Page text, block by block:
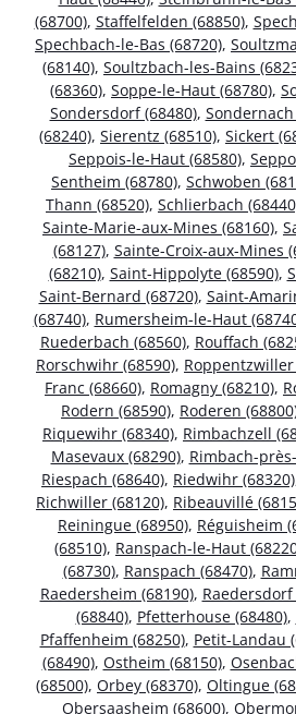
(68700), Staffelfelden (68850),
Spechbach-le-Bas (68720),
(68140), Soultzbach-les-Bains
(68360), Soppe-le-Haut (68780),
Sondersdorf (68480), Sondernach
(68240), Sierentz (68510), Sickert
Seppois-le-Haut (68580),
Sentheim (68780), Schwoben
Thann (68520), Schlierbach
Sainte-Marie-aux-Mines (68160),
(68127), Sainte-Croix-aux-Mines
(68210), Saint-Hippolyte (68590),
Saint-Bernard (68720), Saint-
(68740), Rumersheim-le-Haut
Ruederbach (68560), Rouffach
Rorschwihr (68590), Roppentzwiller
Franc (68660), Romagny (68210),
Rodern (68590), Roderen
Riquewihr (68340), Rimbachzell
Masevaux (68290), Rimbach-
Riespach (68640), Riedwihr (68320)
Richwiller (68120), Ribeauvillé
Reiningue (68950), Réguisheim
(68510), Ranspach-le-Haut
(68730), Ranspach (68470),
Raedersheim (68190), Raedersdorf
(68840), Pfetterhouse (68480),
Pfaffenheim (68250), Petit-Landau
(68490), Ostheim (68150),
(68500), Orbey (68370), Oltingue
Obersaasheim (68600),